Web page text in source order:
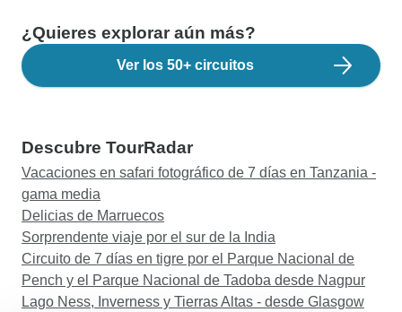
¿Quieres explorar aún más?
Ver los 50+ circuitos
Descubre TourRadar
Vacaciones en safari fotográfico de 7 días en Tanzania -
gama media
Delicias de Marruecos
Sorprendente viaje por el sur de la India
Circuito de 7 días en tigre por el Parque Nacional de
Pench y el Parque Nacional de Tadoba desde Nagpur
Lago Ness, Inverness y Tierras Altas - desde Glasgow